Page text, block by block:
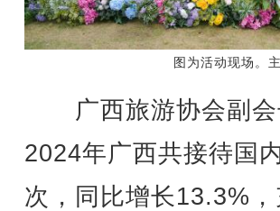
图为活动现场。
广西旅游协会副会
2024年广西共接待国
次，同比增长13.3%